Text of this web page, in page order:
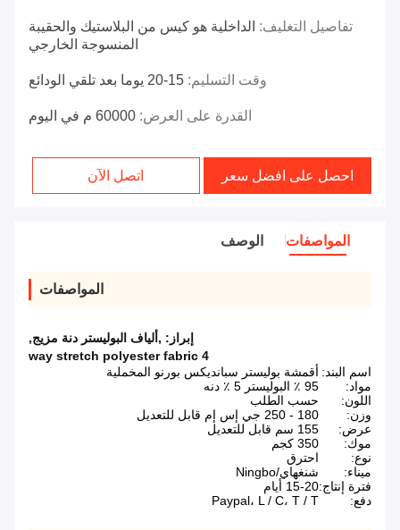
تفاصيل التغليف: الداخلية هو كيس من البلاستيك والحقيبة
المنسوجة الخارجي
وقت التسليم: 15-20 يوما بعد تلقي الودائع
القدرة على العرض: 60000 م في اليوم
احصل على افضل سعر اتصل الآن
المواصفات الوصف
المواصفات
إبراز: ,ألياف البوليستر دنة مزيج,
4 way stretch polyester fabric
اسم البند: أقمشة بوليستر سبانديكس بورنو المخملية
مواد:
95 ٪ البوليستر 5 ٪ دنه
اللون:
حسب الطلب
وزن:
180 - 250 جي إس إم قابل للتعديل
عرض:
155 سم قابل للتعديل
موك:
350 كجم
نوع:
احترق
ميناء:
شنغهاي/Ningbo
فترة إنتاج:15-20 أيام
دفع:
Paypal، L / C، T / T